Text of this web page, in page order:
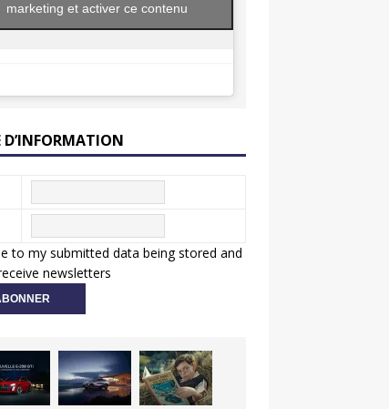
marketing et activer ce contenu
D’INFORMATION
to my submitted data being stored and
newsletters